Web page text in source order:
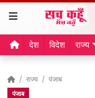
देश विदेश राज्य
राज्य पंजाब
पंजाब